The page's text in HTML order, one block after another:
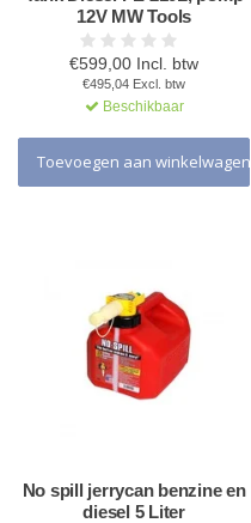
12V MW Tools
€599,00 Incl. btw
€495,04 Excl. btw
Beschikbaar
Toevoegen aan winkelwagen
No spill jerrycan benzine en
diesel 5 Liter